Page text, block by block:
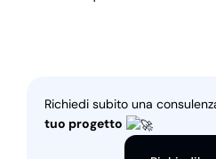
Richiedi subito una
tuo progetto